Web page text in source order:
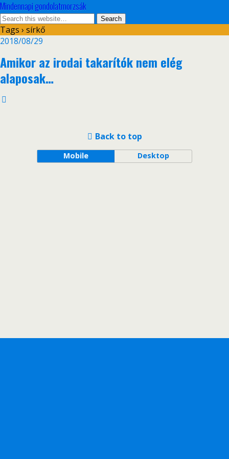
Mindennapi gondolatmorzsák
Tags › sírkő
2018/08/29
Amikor az irodai takarítók nem elég
alaposak…
Back to top
Mobile Desktop